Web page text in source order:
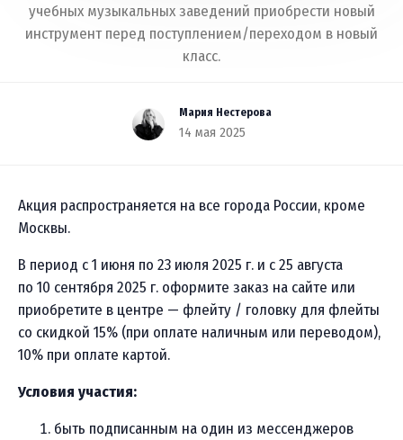
учебных музыкальных заведений приобрести новый
инструмент перед поступлением/переходом в новый
класс.
Мария Нестерова
14 мая 2025
Акция распространяется на все города России, кроме
Москвы.
В период с 1 июня по 23 июля 2025 г. и с 25 августа
по 10 сентября 2025 г. оформите заказ на сайте или
приобретите в центре — флейту / головку для флейты
со скидкой 15% (при оплате наличным или переводом),
10% при оплате картой.
Условия участия:
быть подписанным на один из мессенджеров